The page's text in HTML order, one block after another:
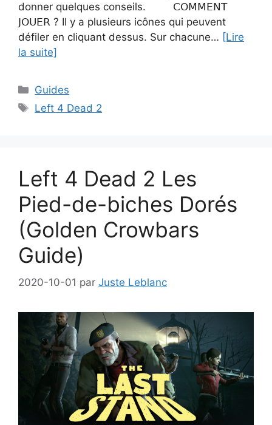
donner quelques conseils. 𝖢𝖮𝖬𝖬𝖤𝖭𝖳
𝖩𝖮𝖴𝖤𝖱 ? Il y a plusieurs icônes qui peuvent
défiler en cliquant dessus. Sur chacune… [Lire
la suite]
Catégories
Guides
Étiquettes
Left 4 Dead 2
Left 4 Dead 2 Les
Pied-de-biches Dorés
(Golden Crowbars
Guide)
2020-10-01 par Juste Leblanc